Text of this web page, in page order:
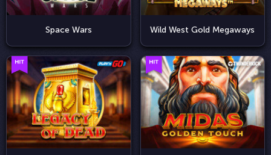
Space Wars Wild West Gold Megaways